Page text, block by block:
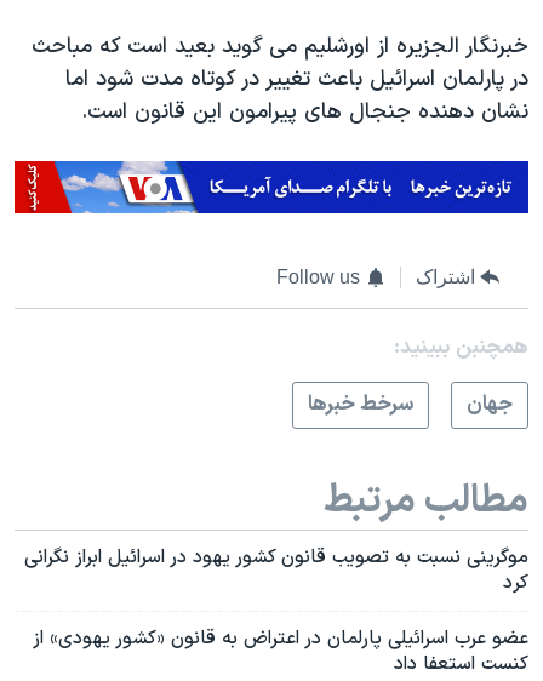
خبرنگار الجزیره از اورشلیم می گوید بعید است که مباحث
در پارلمان اسرائیل باعث تغییر در کوتاه مدت شود اما
نشان دهنده جنجال های پیرامون این قانون است.
اشتراک Follow us
همچنبن ببینید:
جهان
سرخط خبرها
مطالب مرتبط
موگرینی نسبت به تصویب قانون کشور یهود در اسرائیل ابراز نگرانی
کرد
عضو عرب اسرائیلی پارلمان در اعتراض به قانون «کشور یهودی» از
کنست استعفا داد